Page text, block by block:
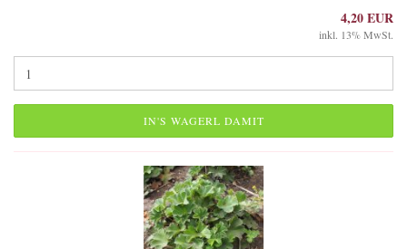
4,20 EUR
inkl. 13% MwSt.
IN'S WAGERL DAMIT